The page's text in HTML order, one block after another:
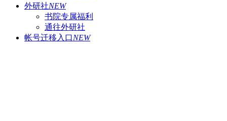
外研社NEW
书院专属福利
通往外研社
帐号迁移入口NEW